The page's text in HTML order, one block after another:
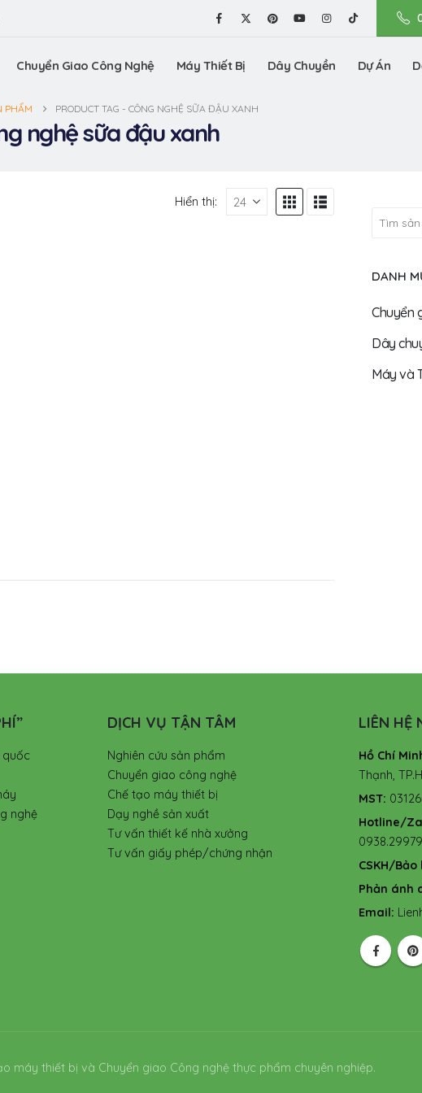
Chuyển Giao Công Nghệ Máy Thiết Bị Dây Chuyền Dự Án
PHẨM PRODUCT TAG - CÔNG NGHỆ SỮA ĐẬU XANH
nghệ sữa đậu xanh
Hiển thị:
DANH
Chuyển
Dây
Máy và
quốc
nghệ
DỊCH VỤ TẬN TÂM
Nghiên cứu sản phẩm
Chuyển giao công nghệ
Chế tạo máy thiết bị
Dạy nghề sản xuất
Tư vấn thiết kế nhà xưởng
Tư vấn giấy phép/chứng nhận
LIÊN HỆ
Hồ Chí
Thạnh,
MST:
Hotline/
CSKH/Bảo
Phản ánh
Email:
máy thiết bị và Chuyển giao Công nghệ thực phẩm chuyên nghiệp.